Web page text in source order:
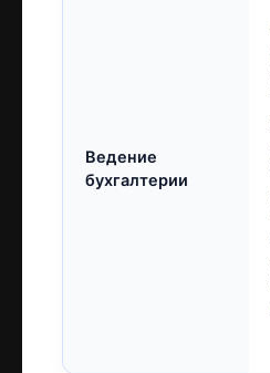
Ведение
бухгалтерии